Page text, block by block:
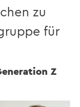
zu
für
Z